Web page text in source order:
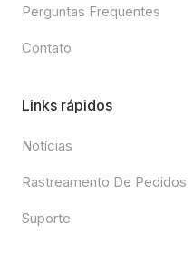
Perguntas Frequentes
Contato
Links rápidos
Notícias
Rastreamento De Pedidos
Suporte